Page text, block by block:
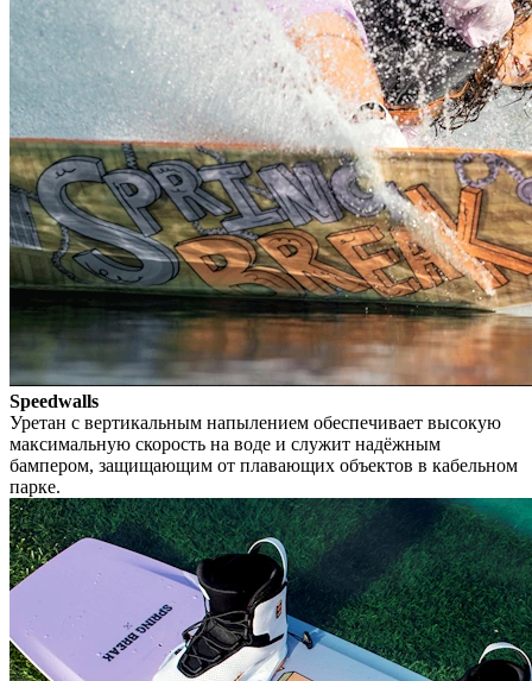
Speedwalls
Уретан с вертикальным напылением обеспечивает высокую
максимальную скорость на воде и служит надёжным
бампером, защищающим от плавающих объектов в кабельном
парке.